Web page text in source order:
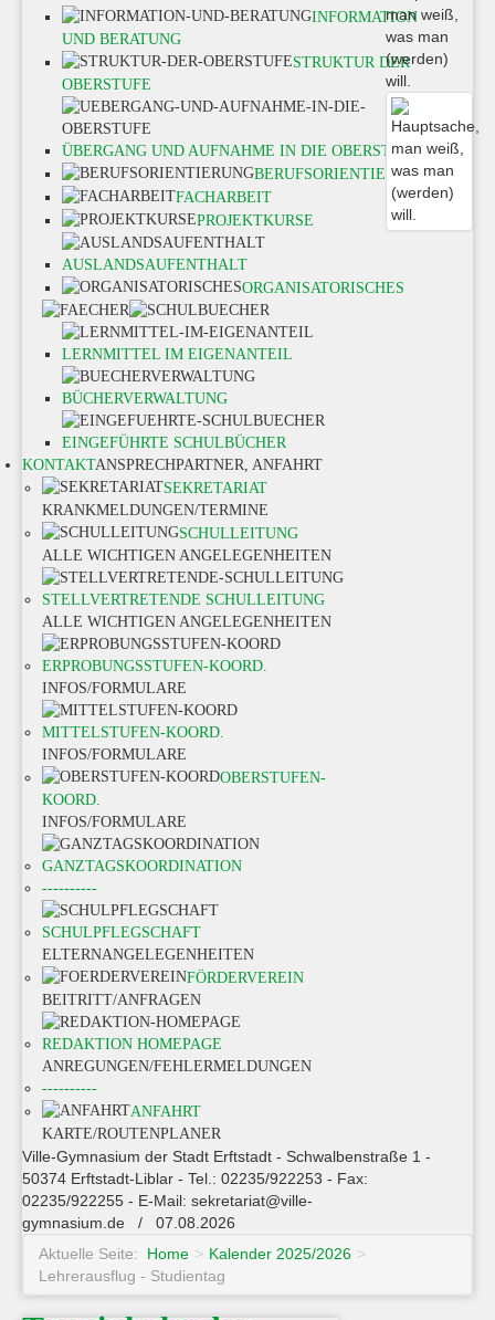
INFORMATION
UND BERATUNG
STRUKTUR DER
OBERSTUFE
ÜBERGANG UND AUFNAHME IN DIE OBERSTUFE
BERUFSORIENTIERUNG
FACHARBEIT
PROJEKTKURSE
AUSLANDSAUFENTHALT
ORGANISATORISCHES
LERNMITTEL IM EIGENANTEIL
BÜCHERVERWALTUNG
EINGEFÜHRTE SCHULBÜCHER
KONTAKTANSPRECHPARTNER, ANFAHRT
SEKRETARIAT
KRANKMELDUNGEN/TERMINE
SCHULLEITUNG
ALLE WICHTIGEN ANGELEGENHEITEN
STELLVERTRETENDE SCHULLEITUNG
ALLE WICHTIGEN ANGELEGENHEITEN
ERPROBUNGSSTUFEN-KOORD.
INFOS/FORMULARE
MITTELSTUFEN-KOORD.
INFOS/FORMULARE
OBERSTUFEN-
KOORD.
INFOS/FORMULARE
GANZTAGSKOORDINATION
----------
SCHULPFLEGSCHAFT
ELTERNANGELEGENHEITEN
FÖRDERVEREIN
BEITRITT/ANFRAGEN
REDAKTION HOMEPAGE
ANREGUNGEN/FEHLERMELDUNGEN
----------
ANFAHRT
KARTE/ROUTENPLANER
Ville-Gymnasium der Stadt Erftstadt - Schwalbenstraße 1 -
50374 Erftstadt-Liblar - Tel.: 02235/922253 - Fax:
02235/922255 - E-Mail: sekretariat@ville-
gymnasium.de / 07.08.2026
Aktuelle Seite: Home > Kalender 2025/2026 >
Lehrerausflug - Studientag